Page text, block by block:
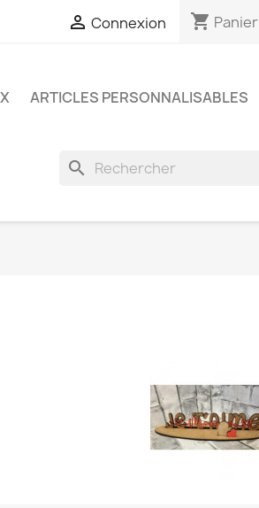
 Connexion shopping_cart Panier
ARTICLES PERSONNALISABLES
search